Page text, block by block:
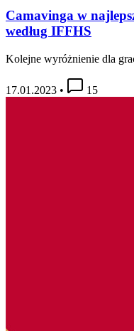
Camavinga w
według IFFHS
Kolejne wyróżnienie dla
17.01.2023 • 15